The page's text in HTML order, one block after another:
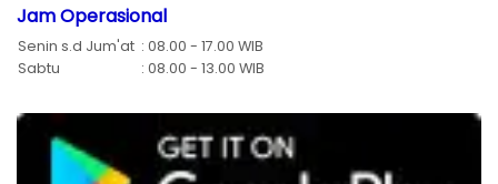
Jam Operasional
Senin s.d Jum'at : 08.00 - 17.00 WIB
Sabtu
: 08.00 - 13.00 WIB